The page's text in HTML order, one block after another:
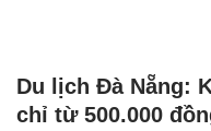
Du lịch Đà Nẵng:
chỉ từ 500.000